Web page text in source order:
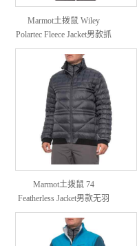
Marmot土拨鼠 Wiley
Polartec Fleece Jacket男款抓
绒外套
Marmot土拨鼠 74
Featherless Jacket男款无羽
绒保暖外套